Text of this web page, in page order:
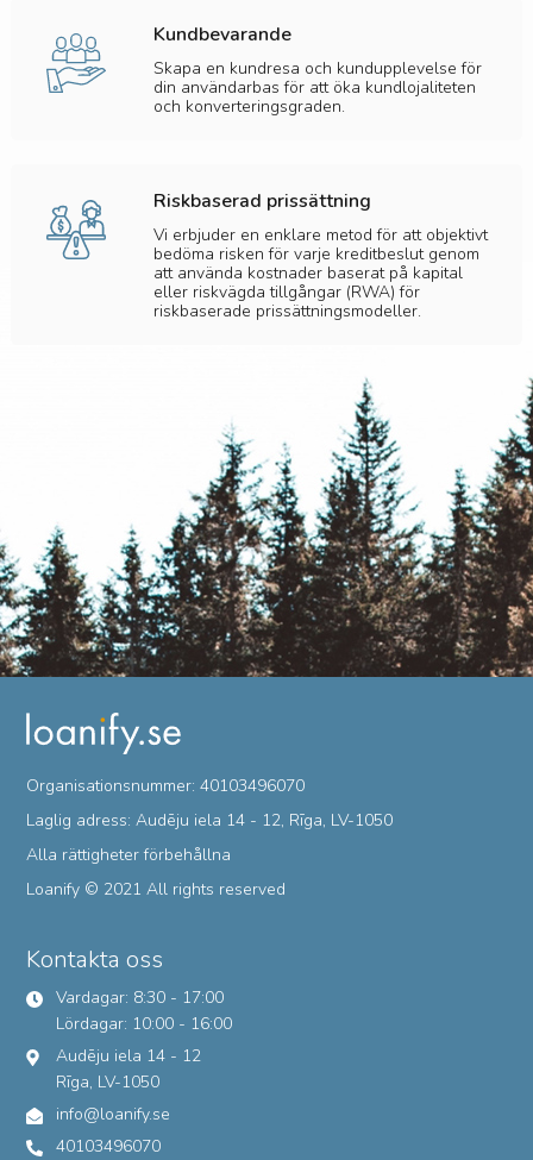
Kundbevarande
Skapa en kundresa och kundupplevelse för
din användarbas för att öka kundlojaliteten
och konverteringsgraden.
Riskbaserad prissättning
Vi erbjuder en enklare metod för att objektivt
bedöma risken för varje kreditbeslut genom
att använda kostnader baserat på kapital
eller riskvägda tillgångar (RWA) för
riskbaserade prissättningsmodeller.
Organisationsnummer: 40103496070
Laglig adress: Audēju iela 14 - 12, Rīga, LV-1050
Alla rättigheter förbehållna
Loanify © 2021 All rights reserved
Kontakta oss
Vardagar: 8:30 - 17:00
Lördagar: 10:00 - 16:00
Audēju iela 14 - 12
Rīga, LV-1050
info@loanify.se
40103496070